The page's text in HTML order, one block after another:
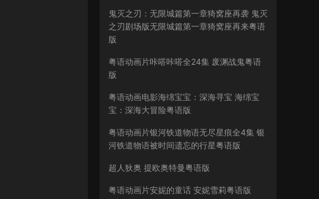
鬼灭之刃：无限城篇第一章猗窝座再袭 鬼灭
之刃剧场版无限城篇第一章猗窝座再来粤语
版
粤语动画片咔嗒咔嗒全24集 废渊战鬼粤语
版
粤语动画电影海绵宝宝：深海寻宝 海绵宝
宝：深海大冒险粤语版
粤语动画片银河铁道物语无尽星痕全4集 银
河铁道物语被时间遗忘的行星粤语版
超人狄奥 提欧奥特曼粤语版
粤语动画片安妮的童话 安妮雪莉粤语版